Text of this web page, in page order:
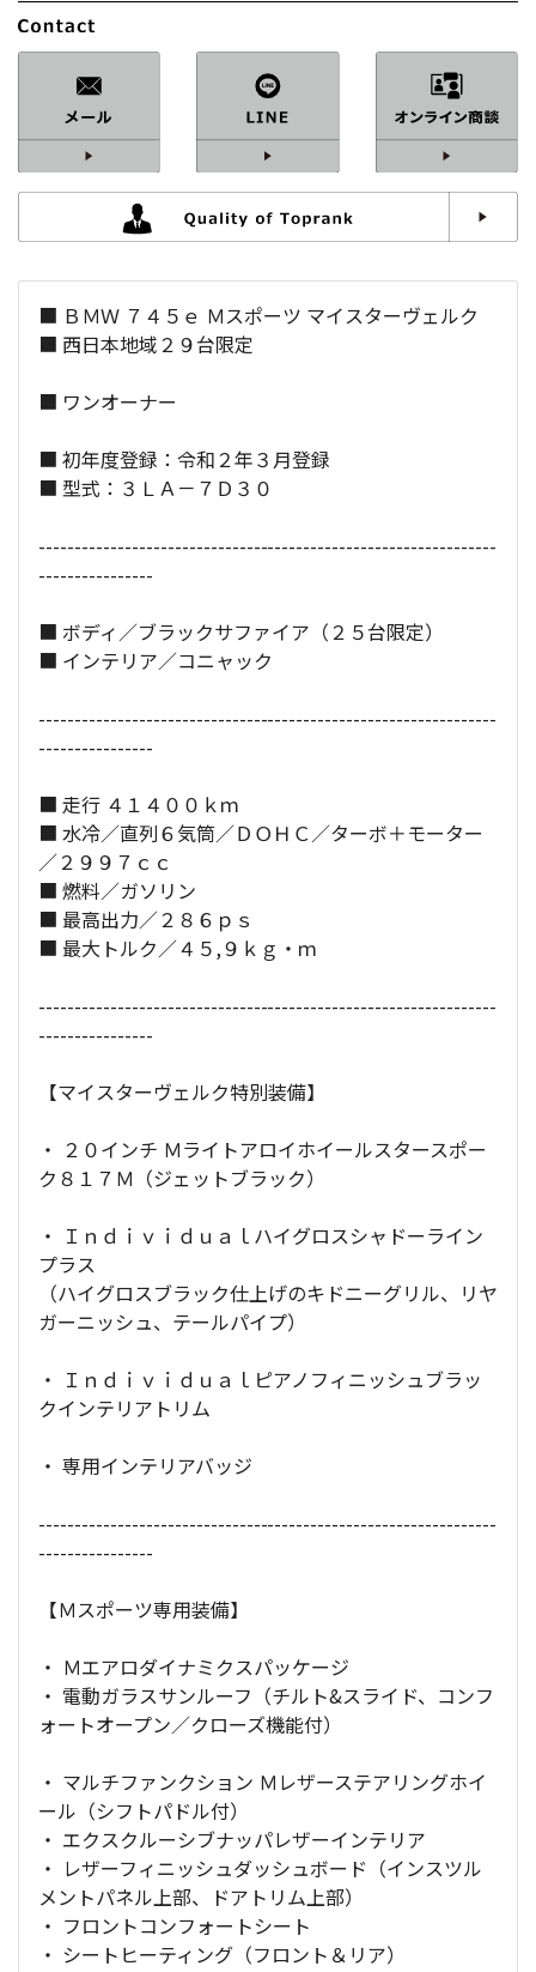
車検：2年付
修復歴：
中古車
総排気量：3,000cc
定員：
全長×全幅×全高：
■ ＢＭＷ ７４５ｅ Ｍスポーツ マイスターヴェルク
■ 西日本地域２９台限定
■ ワンオーナー
■ 初年度登録：令和２年３月登録
■ 型式：３ＬＡ－７Ｄ３０
----------------------------------------------------------------
----------------
■ ボディ／ブラックサファイア（２５台限定）
■ インテリア／コニャック
----------------------------------------------------------------
----------------
■ 走行 ４１４００ｋｍ
■ 水冷／直列６気筒／ＤＯＨＣ／ターボ＋モーター
／２９９７ｃｃ
■ 燃料／ガソリン
■ 最高出力／２８６ｐｓ
■ 最大トルク／４５,９ｋｇ・ｍ
----------------------------------------------------------------
----------------
【マイスターヴェルク特別装備】
・ ２０インチ Ｍライトアロイホイールスタースポー
ク８１７Ｍ（ジェットブラック）
・ Ｉｎｄｉｖｉｄｕａｌハイグロスシャドーライン
プラス
（ハイグロスブラック仕上げのキドニーグリル、リヤ
ガーニッシュ、テールパイプ）
・ Ｉｎｄｉｖｉｄｕａｌピアノフィニッシュブラッ
クインテリアトリム
・ 専用インテリアバッジ
----------------------------------------------------------------
----------------
【Ｍスポーツ専用装備】
・ Ｍエアロダイナミクスパッケージ
・ 電動ガラスサンルーフ（チルト&スライド、コンフ
ォートオープン／クローズ機能付）
・ マルチファンクション Ｍレザーステアリングホイ
ール（シフトパドル付）
・ エクスクルーシブナッパレザーインテリア
・ レザーフィニッシュダッシュボード（インスツル
メントパネル上部、ドアトリム上部）
・ フロントコンフォートシート
・ シートヒーティング（フロント＆リア）